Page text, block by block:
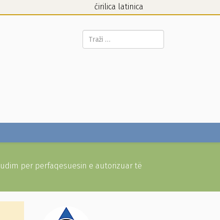
ćirilica latinica
Pretraga...
per perfaqesuesin e autorizuar të